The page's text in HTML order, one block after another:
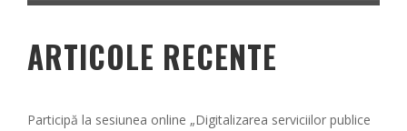
ARTICOLE RECENTE
Participă la sesiunea online „Digitalizarea serviciilor publice